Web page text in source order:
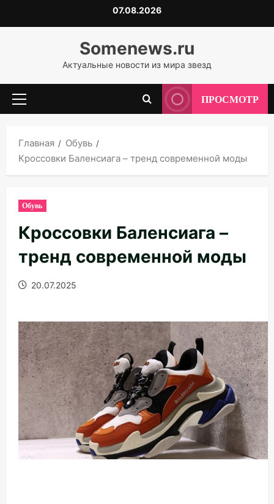
к
07.08.2026
Somenews.ru
Актуальные новости из мира звезд
Основное
ПРОСМОТР
Главная
Обувь
Кроссовки Баленсиага – тренд современной моды
Обувь
Кроссовки Баленсиага –
тренд современной моды
20.07.2025